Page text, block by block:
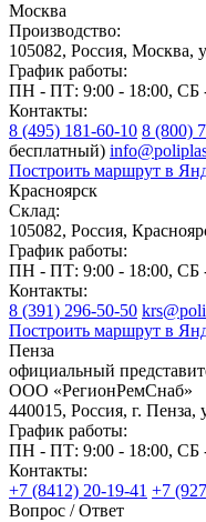
Москва
Производство:
105082, Россия, Москва,
График работы:
ПН - ПТ: 9:00 - 18:00, СБ
Контакты:
8 (495) 181-60-10 8 (800)
бесплатный)
Построить маршрут в
Красноярск
Склад:
105082, Россия,
График работы:
ПН - ПТ: 9:00 - 18:00, СБ
Контакты:
8 (391) 296-50-50
Построить маршрут в
Пенза
официальный
ООО «РегионРемСнаб»
440015, Россия, г.
График работы:
ПН - ПТ: 9:00 - 18:00, СБ
Контакты:
+7 (8412) 20-19-41 +7
Вопрос / Ответ